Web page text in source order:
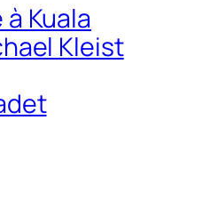
à Kuala
Kleist